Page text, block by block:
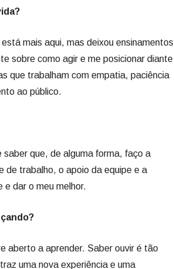
mais aqui, mas deixou ensinamentos
sobre como agir e me posicionar diante
que trabalham com empatia, paciência
ao público.
que, de alguma forma, faço a
de trabalho, o apoio da equipe e a
e dar o meu melhor.
aberto a aprender. Saber ouvir é tão
uma nova experiência e uma